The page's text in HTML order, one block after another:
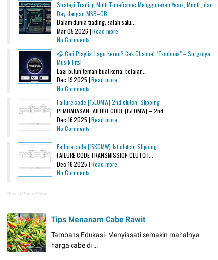
Strategi Trading Multi Timeframe: Menggunakan Years, Month, dan
Day dengan MSB–OB
Dalam dunia trading, salah satu...
Mar 05 2026 | Read more
No Comments
🎧 Cari Playlist Lagu Keren? Cek Channel "Tambnas" – Surganya
Musik Hits!
Lagi butuh teman buat kerja, belajar,...
Dec 19 2025 | Read more
No Comments
Failure code [15L0MW] 2nd clutch: Slipping
PEMBAHASAN FAILURE CODE [15L0MW] – 2nd...
Dec 16 2025 | Read more
No Comments
Failure code [15K0MW] 1st clutch: Slipping
FAILURE CODE TRANSMISSION CLUTCH...
Dec 16 2025 | Read more
No Comments
Recent Posts Widget
Tips Menanam Cabe Rawit
Tambans Edukasi- Menyiasati semakin mahalnya
harga cabe di …